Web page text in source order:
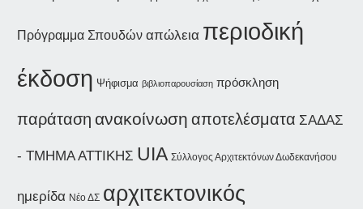
Πρόγραμμα Σπουδών απώλεια περιοδική
έκδοση Ψήφισμα βιβλιοπαρουσίαση πρόσκληση
παράταση ανακοίνωση αποτελέσματα ΣΑΔΑΣ
- ΤΜΗΜΑ ΑΤΤΙΚΗΣ UIA Σύλλογος Αρχιτεκτόνων Δωδεκανήσου
ημερίδα Νέο ΔΣ αρχιτεκτονικός